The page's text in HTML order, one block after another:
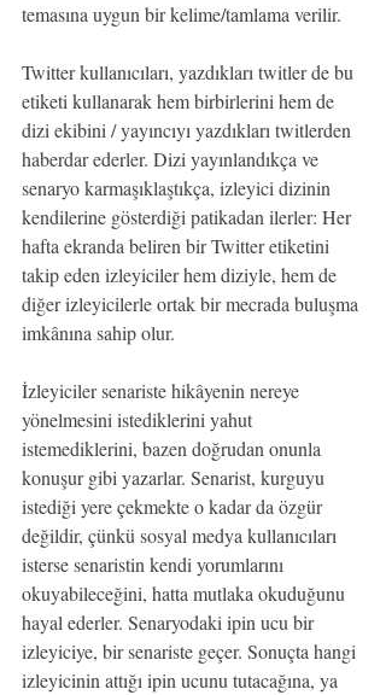
temasına uygun bir kelime/tamlama verilir.
Twitter kullanıcıları, yazdıkları twitler de bu
etiketi kullanarak hem birbirlerini hem de
dizi ekibini / yayıncıyı yazdıkları twitlerden
haberdar ederler. Dizi yayınlandıkça ve
senaryo karmaşıklaştıkça, izleyici dizinin
kendilerine gösterdiği patikadan ilerler: Her
hafta ekranda beliren bir Twitter etiketini
takip eden izleyiciler hem diziyle, hem de
diğer izleyicilerle ortak bir mecrada buluşma
imkânına sahip olur.
İzleyiciler senariste hikâyenin nereye
yönelmesini istediklerini yahut
istemediklerini, bazen doğrudan onunla
konuşur gibi yazarlar. Senarist, kurguyu
istediği yere çekmekte o kadar da özgür
değildir, çünkü sosyal medya kullanıcıları
isterse senaristin kendi yorumlarını
okuyabileceğini, hatta mutlaka okuduğunu
hayal ederler. Senaryodaki ipin ucu bir
izleyiciye, bir senariste geçer. Sonuçta hangi
izleyicinin attığı ipin ucunu tutacağına, ya